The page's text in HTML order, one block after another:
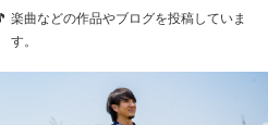
楽曲などの作品やブログを投稿していま
す。